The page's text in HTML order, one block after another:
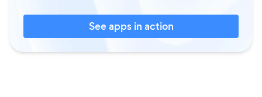
See apps in action